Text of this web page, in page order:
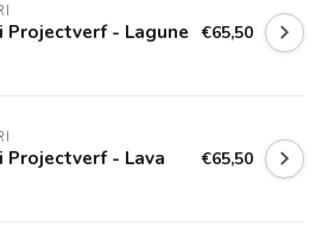
Projectverf - Lagune €65,50
Projectverf - Lava €65,50